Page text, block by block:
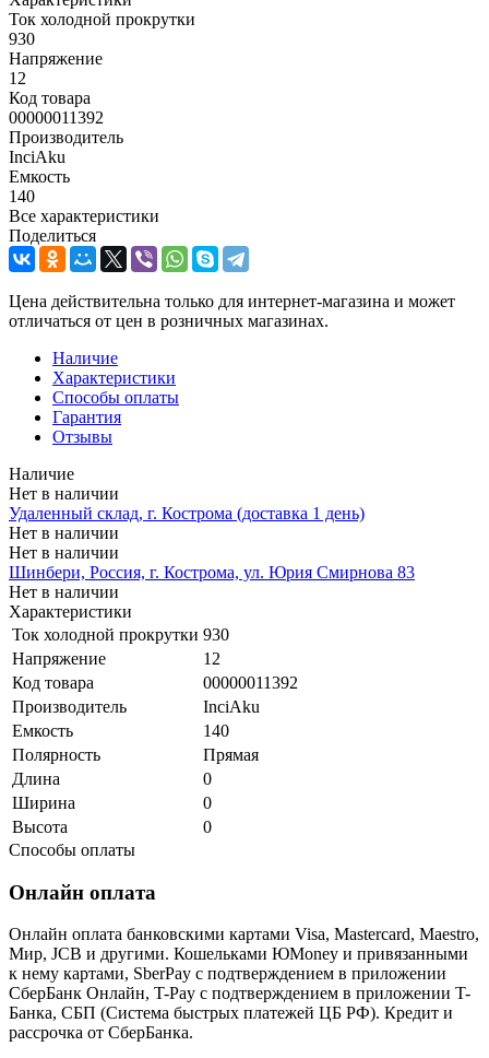
Ток холодной прокрутки
930
Напряжение
12
Код товара
00000011392
Производитель
InciAku
Емкость
140
Все характеристики
Поделиться
Цена действительна только для интернет-магазина и может
отличаться от цен в розничных магазинах.
Наличие
Характеристики
Способы оплаты
Гарантия
Отзывы
Наличие
Нет в наличии
Удаленный склад, г. Кострома (доставка 1 день)
Нет в наличии
Нет в наличии
Шинбери, Россия, г. Кострома, ул. Юрия Смирнова 83
Нет в наличии
Характеристики
Ток холодной прокрутки 930
Напряжение
12
Код товара
00000011392
Производитель
InciAku
Емкость
140
Полярность
Прямая
Длина
0
Ширина
0
Высота
0
Способы оплаты
Онлайн оплата
Онлайн оплата банковскими картами Visa, Mastercard, Maestro,
Мир, JCB и другими. Кошельками ЮMoney и привязанными
к нему картами, SberPay с подтверждением в приложении
СберБанк Онлайн, T-Pay с подтверждением в приложении T-
Банка, СБП (Система быстрых платежей ЦБ РФ). Кредит и
рассрочка от СберБанка.